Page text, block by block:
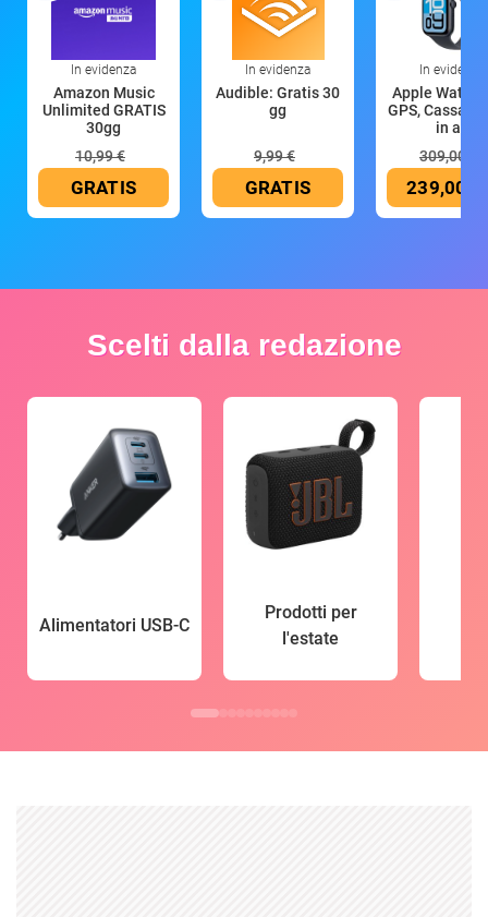
In evidenza
Amazon Music
Unlimited GRATIS
30gg
10,99 €
GRATIS
In evidenza
Audible: Gratis 30
gg
9,99 €
GRATIS
In evidenza
Apple Watch
GPS, Cassa
in all
309,00 €
239,00 €
Scelti dalla redazione
Alimentatori USB-C
Prodotti per
l'estate